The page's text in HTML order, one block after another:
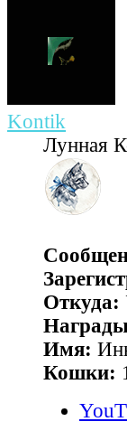
Kontik
Лунная
Откуда:
Имя:
Кошки: